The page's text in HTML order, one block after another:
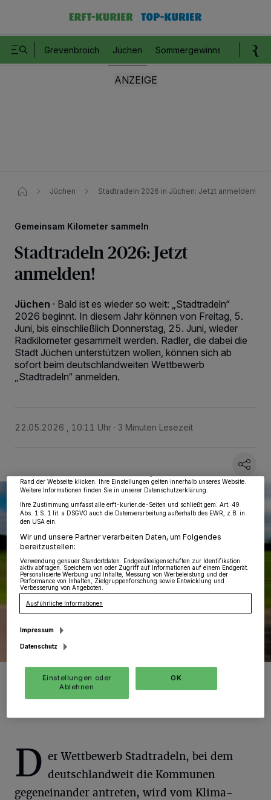
Grevenbroich Jüchen Sommergewinnspiel
Jüchen Stadtradeln 2026 in Jüchen: Jetzt anmelden!
Gemeinsam Kilometer sammeln
Stadtradeln 2026: Jetzt
anmelden!
Jüchen · Bald ist es wieder so weit: „Stadtradeln“
2026 beginnt. In diesem Jahr können von Freitag, 5.
Juni, bis einschließlich Donnerstag, 25. Juni, wieder
Radkilometer gesammelt werden. Radler, die dabei die
Stadt Jüchen unterstützen wollen, können sich ab
sofort beim deutschlandweiten Wettbewerb
„Stadtradeln“ anmelden.
22.05.2026 , 10:11 Uhr 3 Minuten Lesezeit
Foto: Pixabay
D er Wettbewerb Stadtradeln, bei dem
deutschlandweit die Kommunen
gegeneinander antreten, wird vom Klima-
wie Browserdaten oder eindeutige Kennungen auf Ihrem Gerät zu. Durch Auswahl
von OK aktivieren Sie Tracking-Technologien für die unter „Wir und unsere
Rand der Webseite klicken. Ihre Einstellungen gelten innerhalb unseres Website.
Weitere Informationen finden Sie in unserer Datenschutzerklärung.
Ihre Zustimmung umfasst alle erft-kurier.de-Seiten und schließt gem. Art. 49
Abs. 1 S. 1 lit. a DSGVO auch die Datenverarbeitung außerhalb des EWR, z.B. in
den USA ein.
Wir und unsere Partner verarbeiten Daten, um Folgendes
bereitzustellen:
Verwendung genauer Standortdaten. Endgeräteeigenschaften zur Identifikation
aktiv abfragen. Speichern von oder Zugriff auf Informationen auf einem Endgerät.
Personalisierte Werbung und Inhalte, Messung von Werbeleistung und der
Performance von Inhalten, Zielgruppenforschung sowie Entwicklung und
Verbesserung von Angeboten.
Ausführliche Informationen
Impressum
Datenschutz
Einstellungen oder
Ablehnen
OK